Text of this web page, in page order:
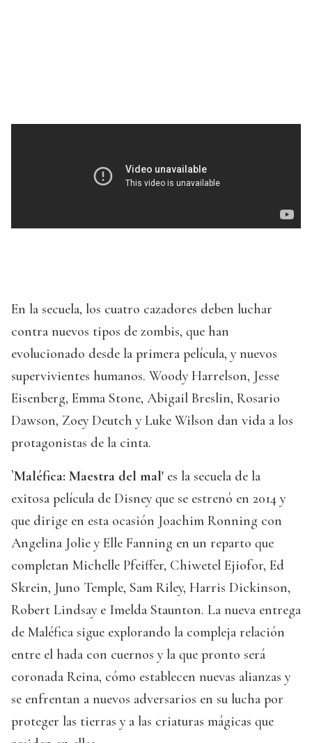
En la secuela, los cuatro cazadores deben luchar
contra nuevos tipos de zombis, que han
evolucionado desde la primera película, y nuevos
supervivientes humanos. Woody Harrelson, Jesse
Eisenberg, Emma Stone, Abigail Breslin, Rosario
Dawson, Zoey Deutch y Luke Wilson dan vida a los
protagonistas de la cinta.
`Maléfica: Maestra del mal' es la secuela de la
exitosa película de Disney que se estrenó en 2014 y
que dirige en esta ocasión Joachim Ronning con
Angelina Jolie y Elle Fanning en un reparto que
completan Michelle Pfeiffer, Chiwetel Ejiofor, Ed
Skrein, Juno Temple, Sam Riley, Harris Dickinson,
Robert Lindsay e Imelda Staunton. La nueva entrega
de Maléfica sigue explorando la compleja relación
entre el hada con cuernos y la que pronto será
coronada Reina, cómo establecen nuevas alianzas y
se enfrentan a nuevos adversarios en su lucha por
proteger las tierras y a las criaturas mágicas que